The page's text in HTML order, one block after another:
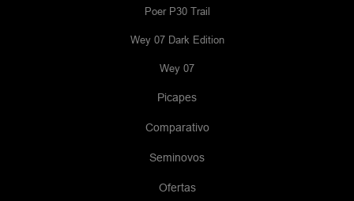
Poer P30 Trail
Wey 07 Dark Edition
Wey 07
Picapes
Comparativo
Seminovos
Ofertas